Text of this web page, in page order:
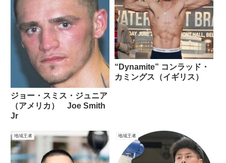
ジョー・スミス・ジュニア
（アメリカ） Joe Smith
Jr
“Dynamite” コンラッド・
カミングス（イギリス）
地域王者 地域王者